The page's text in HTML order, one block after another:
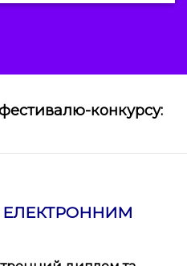
конкурсу:
ЕЛЕКТРОННИМ